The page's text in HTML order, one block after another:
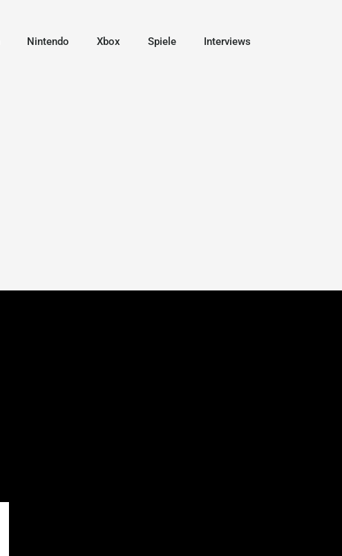
Nintendo Xbox Spiele Interviews